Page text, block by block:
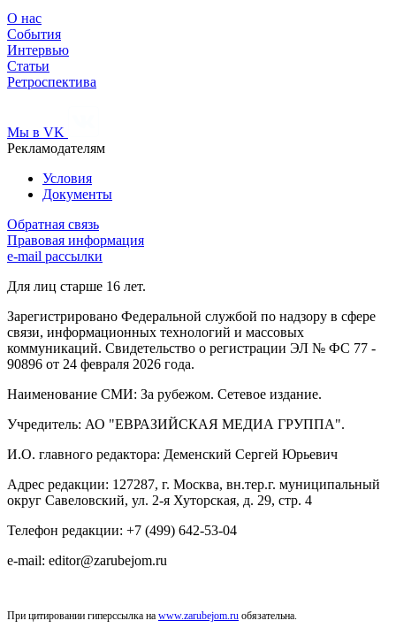
О нас
События
Интервью
Статьи
Ретроспектива
Мы в VK
Рекламодателям
Условия
Документы
Обратная связь
Правовая информация
e-mail рассылки
Для лиц старше 16 лет.
Зарегистрировано Федеральной службой по надзору в сфере
связи, информационных технологий и массовых
коммуникаций. Свидетельство о регистрации ЭЛ № ФС 77 -
90896 от 24 февраля 2026 года.
Наименование СМИ: За рубежом. Сетевое издание.
Учредитель: АО "ЕВРАЗИЙСКАЯ МЕДИА ГРУППА".
И.О. главного редактора: Деменский Сергей Юрьевич
Адрес редакции: 127287, г. Москва, вн.тер.г. муниципальный
округ Савеловский, ул. 2-я Хуторская, д. 29, стр. 4
Телефон редакции: +7 (499) 642-53-04
e-mail: editor@zarubejom.ru
При цитировании гиперссылка на www.zarubejom.ru обязательна.